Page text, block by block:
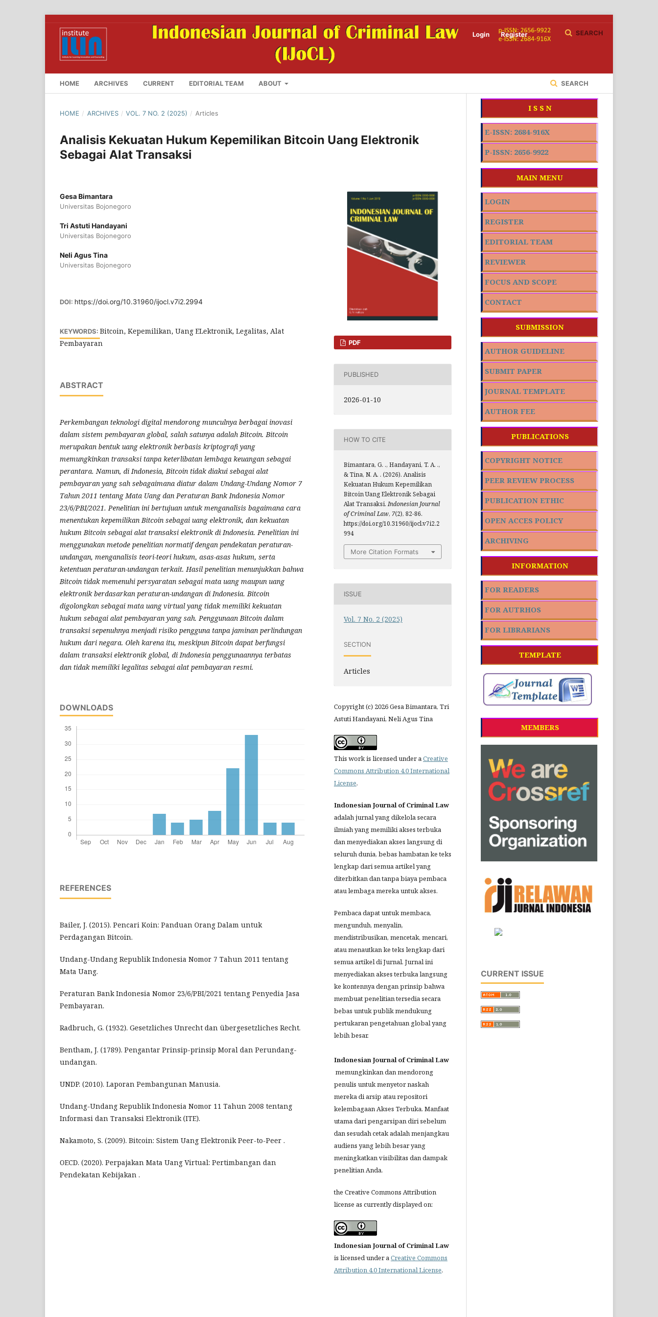
HOME ARCHIVES CURRENT EDITORIAL TEAM ABOUT SEARCH
Login Register SEARCH
HOME / ARCHIVES / VOL. 7 NO. 2 (2025) / Articles
Analisis Kekuatan Hukum Kepemilikan Bitcoin Uang Elektronik
Sebagai Alat Transaksi
Gesa Bimantara
Universitas Bojonegoro
Tri Astuti Handayani
Universitas Bojonegoro
Neli Agus Tina
Universitas Bojonegoro
DOI: https://doi.org/10.31960/ijocl.v7i2.2994
KEYWORDS: Bitcoin, Kepemilikan, Uang ELektronik, Legalitas, Alat
Pembayaran
ABSTRACT
Perkembangan teknologi digital mendorong munculnya berbagai inovasi
dalam sistem pembayaran global, salah satunya adalah Bitcoin. Bitcoin
merupakan bentuk uang elektronik berbasis kriptografi yang
memungkinkan transaksi tanpa keterlibatan lembaga keuangan sebagai
perantara. Namun, di Indonesia, Bitcoin tidak diakui sebagai alat
pembayaran yang sah sebagaimana diatur dalam Undang-Undang Nomor 7
Tahun 2011 tentang Mata Uang dan Peraturan Bank Indonesia Nomor
23/6/PBI/2021. Penelitian ini bertujuan untuk menganalisis bagaimana cara
menentukan kepemilikan Bitcoin sebagai uang elektronik, dan kekuatan
hukum Bitcoin sebagai alat transaksi elektronik di Indonesia. Penelitian ini
menggunakan metode penelitian normatif dengan pendekatan peraturan-
undangan, menganalisis teori-teori hukum, asas-asas hukum, serta
ketentuan peraturan-undangan terkait. Hasil penelitian menunjukkan bahwa
Bitcoin tidak memenuhi persyaratan sebagai mata uang maupun uang
elektronik berdasarkan peraturan-undangan di Indonesia. Bitcoin
digolongkan sebagai mata uang virtual yang tidak memiliki kekuatan
hukum sebagai alat pembayaran yang sah. Penggunaan Bitcoin dalam
transaksi sepenuhnya menjadi risiko pengguna tanpa jaminan perlindungan
hukum dari negara. Oleh karena itu, meskipun Bitcoin dapat berfungsi
dalam transaksi elektronik global, di Indonesia penggunaannya terbatas
dan tidak memiliki legalitas sebagai alat pembayaran resmi.
DOWNLOADS
REFERENCES
Bailer, J. (2015). Pencari Koin: Panduan Orang Dalam untuk
Perdagangan Bitcoin.
Undang-Undang Republik Indonesia Nomor 7 Tahun 2011 tentang
Mata Uang.
Peraturan Bank Indonesia Nomor 23/6/PBI/2021 tentang Penyedia Jasa
Pembayaran.
Radbruch, G. (1932). Gesetzliches Unrecht dan übergesetzliches Recht.
Bentham, J. (1789). Pengantar Prinsip-prinsip Moral dan Perundang-
undangan.
UNDP. (2010). Laporan Pembangunan Manusia.
Undang-Undang Republik Indonesia Nomor 11 Tahun 2008 tentang
Informasi dan Transaksi Elektronik (ITE).
Nakamoto, S. (2009). Bitcoin: Sistem Uang Elektronik Peer-to-Peer .
OECD. (2020). Perpajakan Mata Uang Virtual: Pertimbangan dan
Pendekatan Kebijakan .
PDF
PUBLISHED
2026-01-10
HOW TO CITE
Bimantara, G. ., Handayani, T. A. .,
& Tina, N. A. . (2026). Analisis
Kekuatan Hukum Kepemilikan
Bitcoin Uang Elektronik Sebagai
Alat Transaksi.Indonesian Journal
of Criminal Law, 7(2), 82-86.
https://doi.org/10.31960/ijocl.v7i2.2
994
More Citation Formats
ISSUE
Vol. 7 No. 2 (2025)
SECTION
Articles
Copyright (c) 2026 Gesa Bimantara, Tri
Astuti Handayani, Neli Agus Tina
This work is licensed under aCreative
Commons Attribution 4.0 International
License.
Indonesian Journal of Criminal Law
adalah jurnal yang dikelola secara
ilmiah yang memiliki akses terbuka
dan menyediakan akses langsung di
seluruh dunia, bebas hambatan ke teks
lengkap dari semua artikel yang
diterbitkan dan tanpa biaya pembaca
atau lembaga mereka untuk akses.
Pembaca dapat untuk membaca,
mengunduh, menyalin,
mendistribusikan, mencetak, mencari,
atau menautkan ke teks lengkap dari
semua artikel di Jurnal. Jurnal ini
menyediakan akses terbuka langsung
ke kontennya dengan prinsip bahwa
membuat penelitian tersedia secara
bebas untuk publik mendukung
pertukaran pengetahuan global yang
lebih besar.
Indonesian Journal of Criminal Law
memungkinkan dan mendorong
penulis untuk menyetor naskah
mereka di arsip atau repositori
kelembagaan Akses Terbuka. Manfaat
utama dari pengarsipan diri sebelum
dan sesudah cetak adalah menjangkau
audiens yang lebih besar yang
meningkatkan visibilitas dan dampak
penelitian Anda.
the Creative Commons Attribution
license as currently displayed on:
Indonesian Journal of Criminal Law
is licensed under aCreative Commons
Attribution 4.0 International License.
I S S N
E-ISSN: 2684-916X
P-ISSN: 2656-9922
MAIN MENU
LOGIN
REGISTER
EDITORIAL TEAM
REVIEWER
FOCUS AND SCOPE
CONTACT
SUBMISSION
AUTHOR GUIDELINE
SUBMIT PAPER
JOURNAL TEMPLATE
AUTHOR FEE
PUBLICATIONS
COPYRIGHT NOTICE
PEER REVIEW PROCESS
PUBLICATION ETHIC
OPEN ACCES POLICY
ARCHIVING
INFORMATION
FOR READERS
FOR AUTRHOS
FOR LIBRARIANS
TEMPLATE
MEMBERS
CURRENT ISSUE